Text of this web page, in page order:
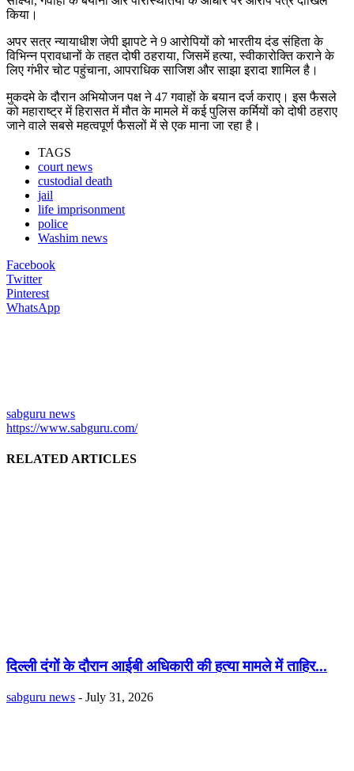
किया।
अपर सत्र न्यायाधीश जेपी झापटे ने 9 आरोपियों को भारतीय दंड संहिता के
विभिन्न प्रावधानों के तहत दोषी ठहराया, जिसमें हत्या, स्वीकारोक्ति कराने के
लिए गंभीर चोट पहुंचाना, आपराधिक साजिश और साझा इरादा शामिल है।
मुकदमे के दौरान अभियोजन पक्ष ने 47 गवाहों के बयान दर्ज कराए। इस फैसले
को महाराष्ट्र में हिरासत में मौत के मामले में कई पुलिस कर्मियों को दोषी ठहराए
जाने वाले सबसे महत्वपूर्ण फैसलों में से एक माना जा रहा है।
TAGS
court news
custodial death
jail
life imprisonment
police
Washim news
Facebook
Twitter
Pinterest
WhatsApp
sabguru news
https://www.sabguru.com/
RELATED ARTICLES
दिल्ली दंगों के दौरान आईबी अधिकारी की हत्या मामले में ताहिर...
sabguru news - July 31, 2026